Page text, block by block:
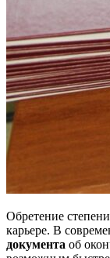
Обретение
карьере. В
документа об